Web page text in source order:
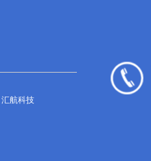
航科技